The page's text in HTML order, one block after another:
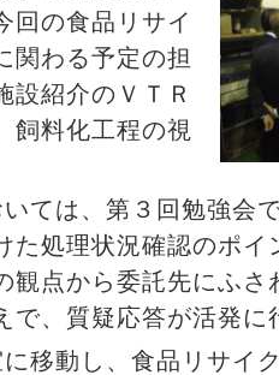
回の食品リサイ
関わる予定の担
設紹介のＶＴＲ
飼料化工程の視
ては、第３回勉強会
た処理状況確認のポ
観点から委託先にふさ
で、質疑応答が活発に
移動し、食品リサイ